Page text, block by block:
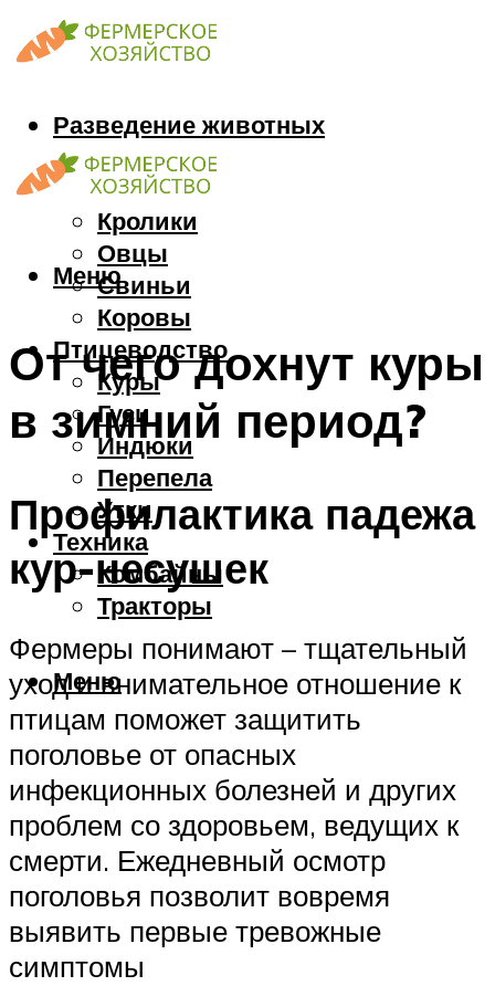
Разведение животных
Козы
Кони
Кролики
Овцы
Свиньи
Коровы
Птицеводство
Куры
Гуси
Индюки
Перепела
Утки
Техника
Комбайны
Тракторы
Меню
Меню
От чего дохнут куры
в зимний период?
Профилактика падежа
кур-несушек
Фермеры понимают – тщательный
уход и внимательное отношение к
птицам поможет защитить
поголовье от опасных
инфекционных болезней и других
проблем со здоровьем, ведущих к
смерти. Ежедневный осмотр
поголовья позволит вовремя
выявить первые тревожные
симптомы